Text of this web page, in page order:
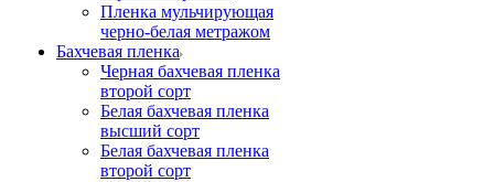
Пленка мульчирующая
черно-белая метражом
Бахчевая пленка
Черная бахчевая пленка
второй сорт
Белая бахчевая пленка
высший сорт
Белая бахчевая пленка
второй сорт